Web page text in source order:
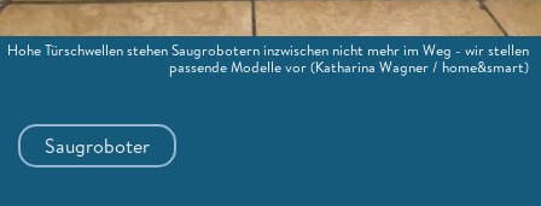
Saugroboter
Hohe Türschwellen stehen Saugrobotern inzwischen nicht mehr im Weg - wir stellen
passende Modelle vor(Katharina Wagner / home&smart)